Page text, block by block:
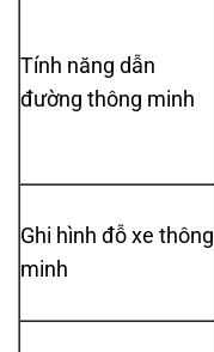
Tính năng dẫn
đường thông minh
Ghi hình đỗ xe thông
minh